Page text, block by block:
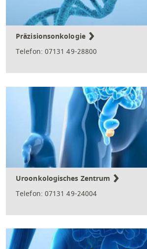
Präzisionsonkologie
Telefon: 07131 49-28800
Uroonkologisches Zentrum
Telefon: 07131 49-24004